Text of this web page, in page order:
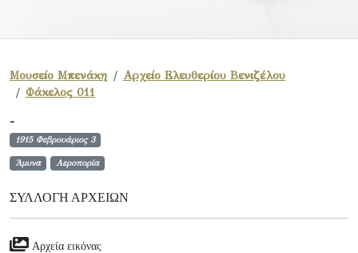
Μουσείο Μπενάκη
Αρχείο Ελευθερίου Βενιζέλου
Φάκελος 011
-
1915 Φεβρουάριος 3
Άμυνα Αεροπορία
ΣΥΛΛΟΓΉ ΑΡΧΕΊΩΝ
Αρχεία εικόνας